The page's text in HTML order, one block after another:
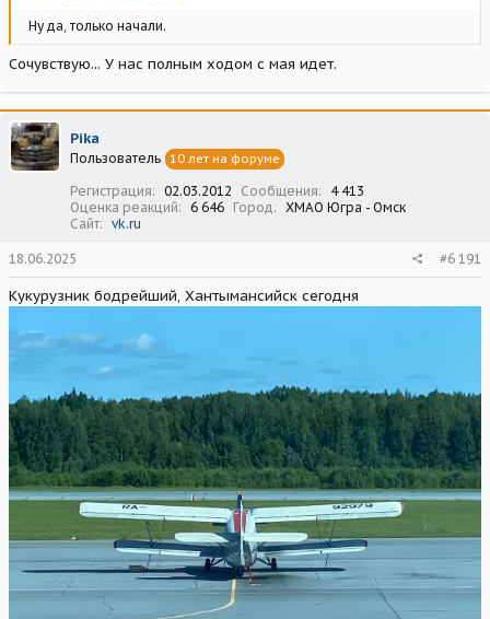
Ну да, только начали.
Сочувствую... У нас полным ходом с мая идет.
Pika
Пользователь 10 лет на форуме
Регистрация 02.03.2012 Сообщения
4 413
Оценка реакций
6 646 Город
ХМАО Югра - Омск
Сайт
vk.ru
18.06.2025 #6 191
Кукурузник бодрейший, Хантымансийск сегодня